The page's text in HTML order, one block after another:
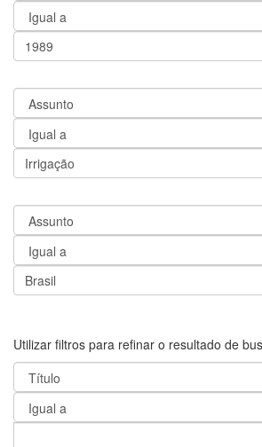
Utilizar filtros para refinar o resultado de